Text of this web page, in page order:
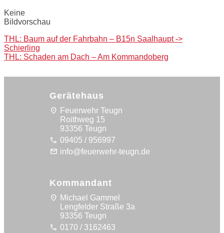
Keine
Bildvorschau
Post
navigation
THL: Baum auf der Fahrbahn – B15n Saalhaupt ->
Schierling
THL: Schaden am Dach – Am Kommandoberg
Gerätehaus
location_on Feuerwehr Teugn
Roithweg 15
93356 Teugn
call 09405 / 956997
mail info@feuerwehr-teugn.de
Kommandant
location_on Michael Gammel
Lengfelder Straße 3a
93356 Teugn
call 0170 / 3162463